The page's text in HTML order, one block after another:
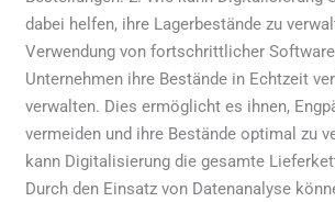
dabei helfen, ihre Lagerbestände zu
Verwendung von fortschrittlicher
Unternehmen ihre Bestände in Echtzeit
verwalten. Dies ermöglicht es ihnen,
vermeiden und ihre Bestände optimal zu
kann Digitalisierung die gesamte
Durch den Einsatz von Datenanalyse